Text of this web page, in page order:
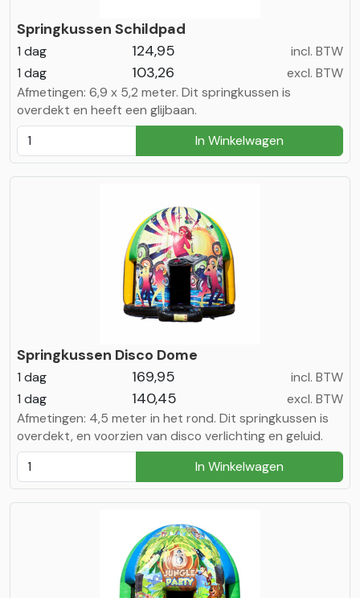
Springkussen Schildpad
1 dag 124,95
incl. BTW
1 dag
103,26
excl. BTW
Afmetingen: 6,9 x 5,2 meter. Dit springkussen is
overdekt en heeft een glijbaan.
In Winkelwagen
Springkussen Disco Dome
1 dag 169,95
incl. BTW
1 dag
140,45
excl. BTW
Afmetingen: 4,5 meter in het rond. Dit springkussen is
overdekt, en voorzien van disco verlichting en geluid.
In Winkelwagen